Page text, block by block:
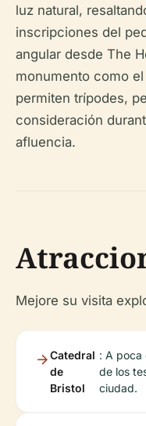
luz natural,
inscripciones del
angular desde The
monumento como
permiten trípodes,
consideración
afluencia.
Mejore su visita
Catedral
de
Bristol
: A poca
de los
ciudad.